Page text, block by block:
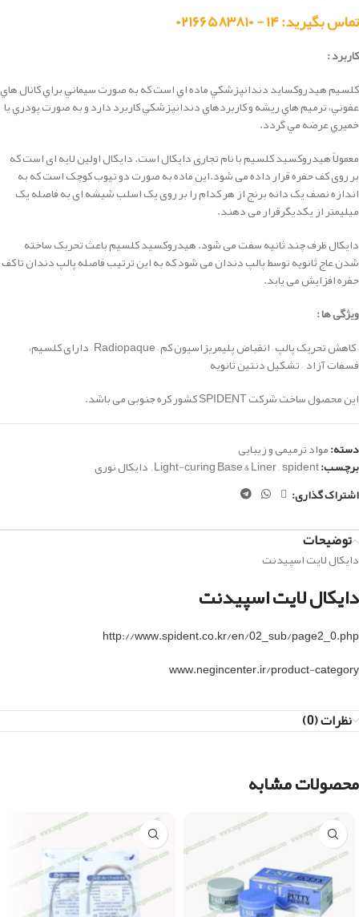
تماس بگیرید: ۱۴ - ۰۲۱۶۶۵۸۳۸۱۰
کاربرد :
كلسيم هيدروكسايد دندانپزشكي ماده اي است كه به صورت سيماني براي كانال هاي
عفوني، ترميم هاي ريشه و كاربردهاي دندانپزشكي كاربرد دارد و به صورت پودري يا
خميري عرضه مي گردد.
معمولاً هیدروکسید کلسیم با نام تجاری دایکال است. دایکال اولین لایه ای است که
بر روی کف حفره قرار داده می شود.این ماده به صورت دو تیوب کوچک است که به
اندازه نصف یک دانه برنج از هر کدام را بر روی یک اسلب شیشه ای به فاصله یک
میلیمتر از یکدیگرقرار می دهند.
دایکال ظرف چند ثانیه سفت می شود. هیدروکسید کلسیم باعث تحریک ساخته
شدن عاج ثانویه توسط پالپ دندان می شود که به این ترتیب فاصله پالپ دندان تا کف
حفره افزایش می یابد.
ویژگی ها :
– کاهش تحریک پالپ– انقباض پلیمریزاسیون کم– Radiopaque – دارای کلسیم،
فسفات آزاد– تشکیل دنتین ثانویه
این محصول ساخت شرکت SPIDENT کشور کره جنوبی می باشد.
دسته:مواد ترمیمی و زیبایی
برچسب: Light-curing Base & Liner,spident
,دایکال نوری
اشتراک گذاری:
توضیحات
دایکال لایت اسپیدنت
دایکال لایت اسپیدنت
http://www.spident.co.kr/en/02_sub/page2_0.php
www.negincenter.ir/product-category
نظرات (0)
محصولات مشابه